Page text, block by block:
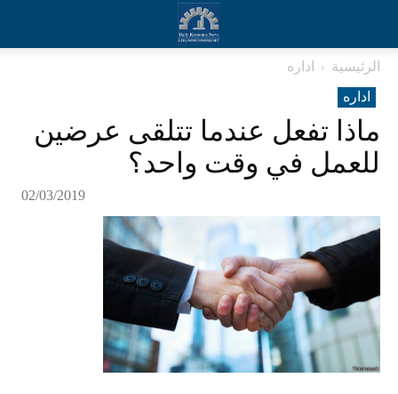
الرئيسية
اداره
اداره
ماذا تفعل عندما تتلقى عرضين
للعمل في وقت واحد؟
02/03/2019